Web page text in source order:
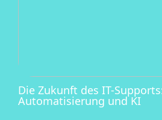
Die Zukunft des IT-
Automatisierung und KI